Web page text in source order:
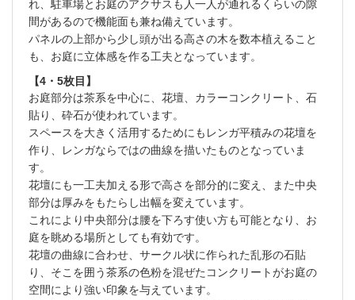
れ、駐車場とお庭のアクサスも人一人が通れるくらいの隙
間があるので機能面も兼ね備えています。
パネルの上部から少し頭が出る高さの木を数本植えること
も、お庭に立体感を作る工夫となっています。
【4・5枚目】
お庭部分は茶系を中心に、花壇、カラーコンクリート、石
貼り、砕石が使われています。
スペースを大きく活用するためにもレンガ平積みの花壇を
作り、レンガならではの曲線を描いたものとなっていま
す。
花壇にも一工夫加える形で高さを部分的に変え、また中央
部分は厚みをもたらし出幅を変えています。
これにより中央部分は腰を下ろす使い方も可能となり、お
庭を眺める場所としても有効です。
花壇の曲線に合わせ、サークル状に作られた乱形の石貼
り、そこを囲う茶系の色粉を混ぜたコンクリートがお庭の
空間により強い印象を与えています。